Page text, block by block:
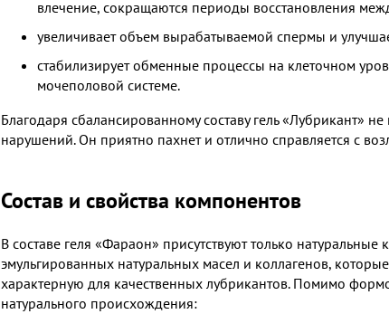
влечение, сокращаются периоды восстановления
увеличивает объем вырабатываемой спермы и
стабилизирует обменные процессы на клеточном
мочеполовой системе.
Благодаря сбалансированному составу гель «Лубрикант»
нарушений. Он приятно пахнет и отлично справляется с
Состав и свойства компонентов
В составе геля «Фараон» присутствуют только
эмульгированных натуральных масел и коллагенов,
характерную для качественных лубрикантов. Помимо
натурального происхождения: